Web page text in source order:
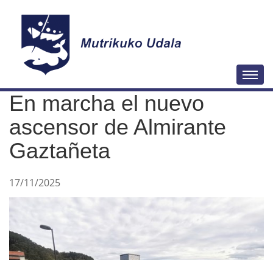
a
En marcha el nuevo
ascensor de Almirante
Gaztañeta
17/11/2025